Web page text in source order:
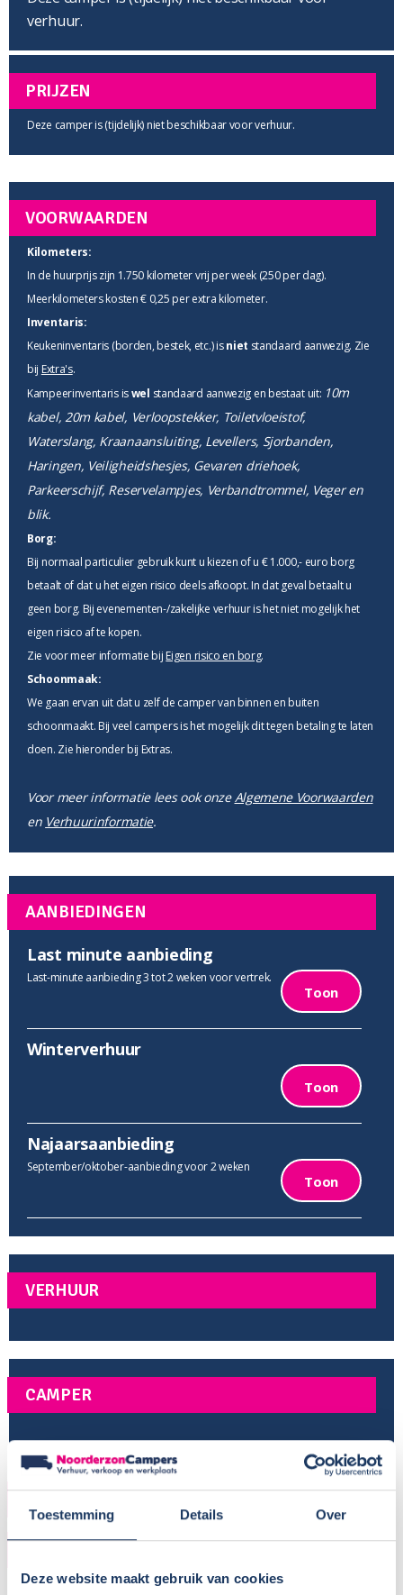
Toestemming Details Over
Deze website maakt gebruik van cookies
verhuur.
PRIJZEN
Deze camper is (tijdelijk) niet beschikbaar voor verhuur.
VOORWAARDEN
Kilometers:
In de huurprijs zijn 1.750 kilometer vrij per week (250 per dag).
Meerkilometers kosten € 0,25 per extra kilometer.
Inventaris:
Keukeninventaris (borden, bestek, etc.) isniet standaard aanwezig. Zie
bij Extra's.
Kampeerinventaris iswel standaard aanwezig en bestaat uit: 10m
kabel, 20m kabel, Verloopstekker, Toiletvloeistof,
Waterslang, Kraanaansluiting, Levellers, Sjorbanden,
Haringen, Veiligheidshesjes, Gevaren driehoek,
Parkeerschijf, Reservelampjes, Verbandtrommel, Veger en
blik.
Borg:
Bij normaal particulier gebruik kunt u kiezen of u € 1.000,- euro borg
betaalt of dat u het eigen risico deels afkoopt. In dat geval betaalt u
geen borg. Bij evenementen-/zakelijke verhuur is het niet mogelijk het
eigen risico af te kopen.
Zie voor meer informatie bij Eigen risico en borg.
Schoonmaak:
We gaan ervan uit dat u zelf de camper van binnen en buiten
schoonmaakt. Bij veel campers is het mogelijk dit tegen betaling te laten
doen. Zie hieronder bij Extras.
Voor meer informatie lees ook onzeAlgemene Voorwaarden
en Verhuurinformatie.
AANBIEDINGEN
Last minute aanbieding
Last-minute aanbieding 3 tot 2 weken voor vertrek.
Toon
Winterverhuur
Toon
Najaarsaanbieding
September/oktober-aanbieding voor 2 weken
Toon
VERHUUR
CAMPER